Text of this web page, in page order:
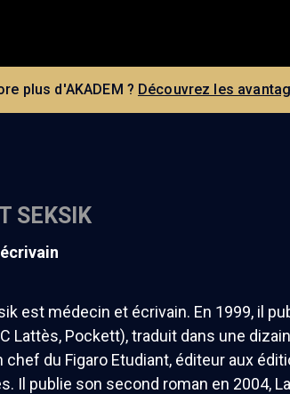
plus d'AKADEM ? Découvrez les
SEKSIK
écrivain
est médecin et écrivain. En 1999, il
Lattès, Pockett), traduit dans une
chef du Figaro Etudiant, éditeur aux
Il publie son second roman en 2004,